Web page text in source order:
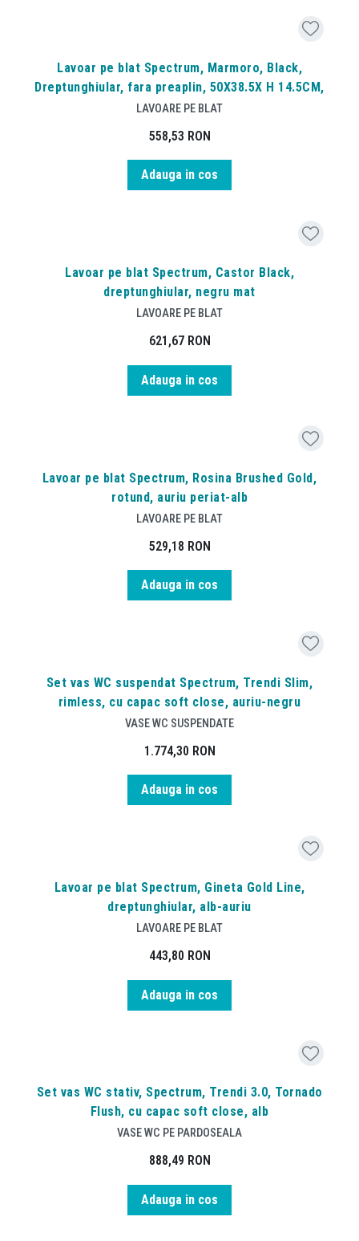
Lavoar pe blat Spectrum, Marmoro, Black,
Dreptunghiular, fara preaplin, 50X38.5X H 14.5CM,
LAVOARE PE BLAT
558,53 RON
Adauga in cos
Lavoar pe blat Spectrum, Castor Black,
dreptunghiular, negru mat
LAVOARE PE BLAT
621,67 RON
Adauga in cos
Lavoar pe blat Spectrum, Rosina Brushed Gold,
rotund, auriu periat-alb
LAVOARE PE BLAT
529,18 RON
Adauga in cos
Set vas WC suspendat Spectrum, Trendi Slim,
rimless, cu capac soft close, auriu-negru
VASE WC SUSPENDATE
1.774,30 RON
Adauga in cos
Lavoar pe blat Spectrum, Gineta Gold Line,
dreptunghiular, alb-auriu
LAVOARE PE BLAT
443,80 RON
Adauga in cos
Set vas WC stativ, Spectrum, Trendi 3.0, Tornado
Flush, cu capac soft close, alb
VASE WC PE PARDOSEALA
888,49 RON
Adauga in cos